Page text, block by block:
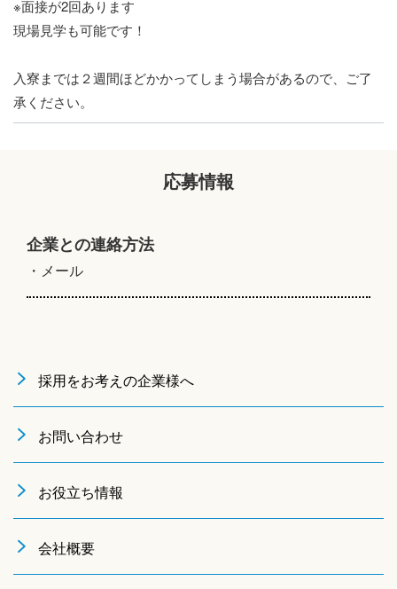
※面接が2回あります
現場見学も可能です！
入寮までは２週間ほどかかってしまう場合があるので、ご了
承ください。
応募情報
企業との連絡方法
・メール
採用をお考えの企業様へ
お問い合わせ
お役立ち情報
会社概要